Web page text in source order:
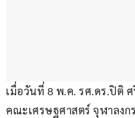
เมื่อวันที่ 8 พ.ค. รศ.ดร.ปิติ
คณะเศรษฐศาสตร์ จุฬาลง